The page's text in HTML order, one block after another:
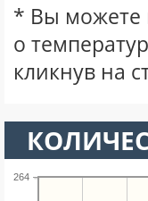
* Вы можете
о
кликнув на
264